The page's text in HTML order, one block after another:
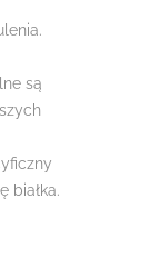
są
białka.